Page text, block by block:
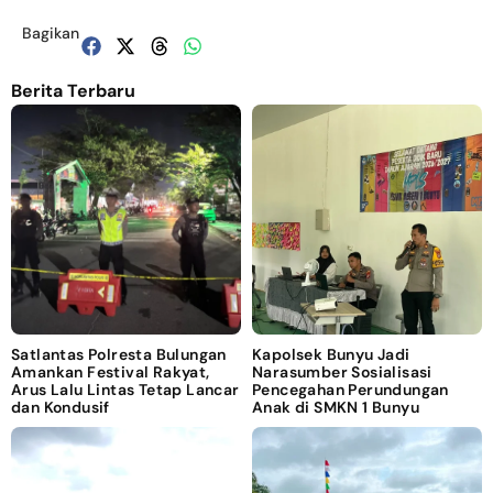
Bagikan
Berita Terbaru
Satlantas Polresta Bulungan
Amankan Festival Rakyat,
Arus Lalu Lintas Tetap Lancar
dan Kondusif
Kapolsek Bunyu Jadi
Narasumber Sosialisasi
Pencegahan Perundungan
Anak di SMKN 1 Bunyu